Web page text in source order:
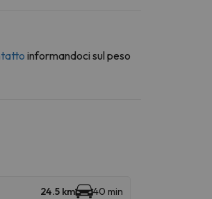
informandoci sul peso
24.5 km 40 min